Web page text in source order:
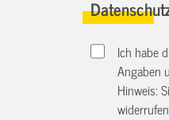
Ich habe
Angaben
Hinweis: